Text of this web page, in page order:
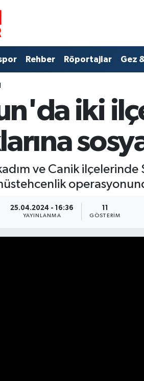
Rehber Röportajlar Gez
iki
ve Canik
25.04.2024 - 16:36
YAYINLANMA
11
GÖSTERIM